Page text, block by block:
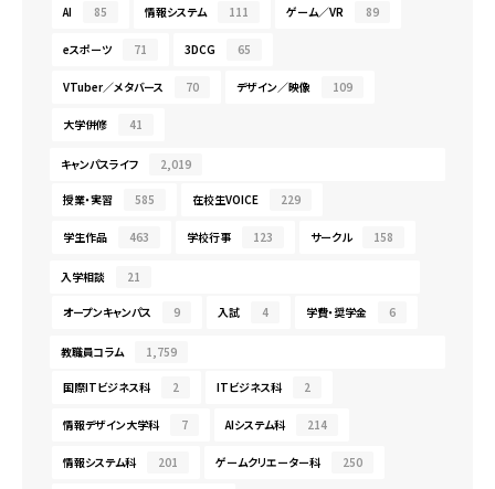
AI 85 情報システム 111 ゲーム／VR 89
eスポーツ 71 3DCG 65
VTuber／メタバース 70 デザイン／映像 109
大学併修 41
キャンパスライフ 2,019
授業・実習 585 在校生VOICE 229
学生作品 463 学校行事 123 サークル 158
入学相談 21
オープンキャンパス 9 入試 4 学費・奨学金 6
教職員コラム 1,759
国際ITビジネス科 2 ITビジネス科 2
情報デザイン大学科 7 AIシステム科 214
情報システム科 201 ゲームクリエーター科 250